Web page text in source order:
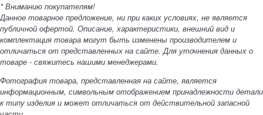
* Вниманию покупателям!
Данное товарное предложение, ни при каких условиях, не является
публичной офертой. Описание, характеристики, внешний вид и
комплектация товара могут быть изменены производителем и
отличаться от представленных на сайте. Для уточнения данных о
товаре - свяжитесь нашими менеджерами.
Фотография товара, представленная на сайте, является
информационным, символьным отображением принадлежности детали
к типу изделия и может отличаться от действительной запасной